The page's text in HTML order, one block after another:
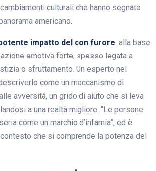
culturali che hanno segnato
americano.
impatto del con furore: alla base
emotiva forte, spesso legata a
o sfruttamento. Un esperto nel
come un meccanismo di
avversità, un grido di aiuto che si leva
a una realtà migliore. “Le persone
come un marchio d’infamia”, ed è
che si comprende la potenza del